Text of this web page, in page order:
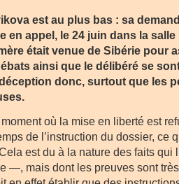
est au plus bas : sa
en appel, le 24 juin dans la
était venue de Sibérie pour
ainsi que le délibéré se
donc, surtout que les
où la mise en liberté est
de l’instruction du dossier, ce
est du à la nature des faits
—, mais dont les preuves sont